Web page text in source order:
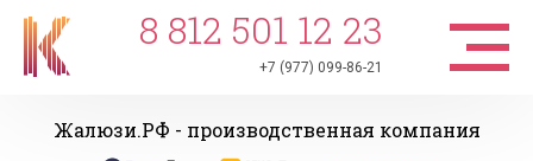
8 812 501 12 23
+7 (977) 099-86-21
Жалюзи.РФ - производственная компания